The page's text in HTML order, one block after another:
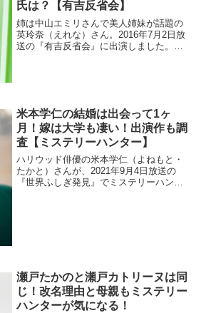
氏は？【有吉反省会】
姉は中山エミリさんで美人姉妹が話題の
英玲奈（えれな）さん。2016年7月2日放
送の『有吉反省会』に出演しました。一
米本学仁の結婚は出会って1ヶ
月！嫁は大学も凄い！出演作も調
査【ミステリーハンター】
ハリウッド俳優の米本学仁（よねもと・
たかと）さんが、2021年9月4日放送の
『世界ふしぎ発見』でミステリーハンタ
瀬戸たかのと瀬戸カトリーヌは同
じ！改名理由と母親もミステリー
ハンターが気になる！